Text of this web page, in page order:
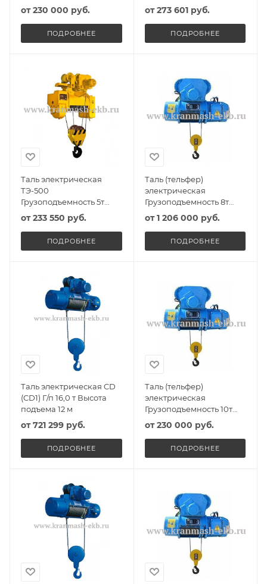
Высота подъема 6м
от230 000 руб.
ПОДРОБНЕЕ
от273 601 руб.
ПОДРОБНЕЕ
Таль электрическая
ТЭ-500
Грузоподъемность 5т
Высота подъема 6м
от233 550 руб.
ПОДРОБНЕЕ
Таль (тельфер)
электрическая
Грузоподъемность 8т
Высота подъема 9м
от1 206 000 руб.
ПОДРОБНЕЕ
Таль электрическая CD
(CD1) Г/п 16,0 т Высота
подъема 12 м
от721 299 руб.
ПОДРОБНЕЕ
Таль (тельфер)
электрическая
Грузоподъемность 10т
Высота подъема 6м
от230 000 руб.
ПОДРОБНЕЕ